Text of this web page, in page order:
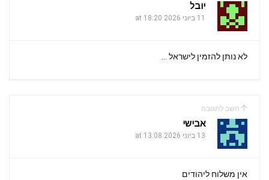
יובל
11 ביוני 2026 at 18:20
לא נותן להזמין לישראל …
השב לתגובה
אבישי
13 ביוני 2026 at 13:08
אין משלוח ליהודים